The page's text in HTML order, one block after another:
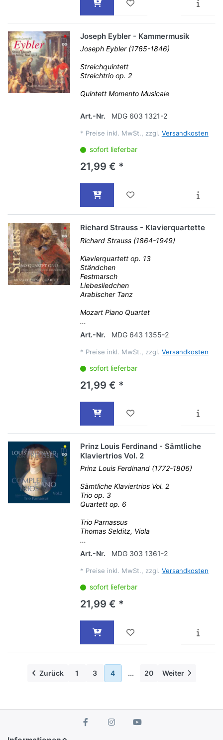
Joseph Eybler - Kammermusik
Joseph Eybler (1765-1846)
Streichquintett
Streichtrio op. 2
Quintett Momento Musicale
Art.-Nr. MDG 603 1321-2
* Preise inkl. MwSt., zzgl. Versandkosten
sofort lieferbar
21,99 € *
Richard Strauss - Klavierquartette
Richard Strauss (1864-1949)
Klavierquartett op. 13
Ständchen
Festmarsch
Liebesliedchen
Arabischer Tanz
Mozart Piano Quartet
...
Art.-Nr.
MDG 643 1355-2
* Preise inkl. MwSt., zzgl. Versandkosten
sofort lieferbar
21,99 € *
Prinz Louis Ferdinand - Sämtliche
Klaviertrios Vol. 2
Prinz Louis Ferdinand (1772-1806)
Sämtliche Klaviertrios Vol. 2
Trio op. 3
Quartett op. 6
Trio Parnassus
Thomas Selditz, Viola
...
Art.-Nr.
MDG 303 1361-2
* Preise inkl. MwSt., zzgl. Versandkosten
sofort lieferbar
21,99 € *
Zurück 1 3 4 ... 20 Weiter